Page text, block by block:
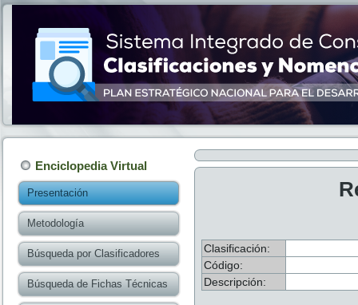
Enciclopedia Virtual
Presentación
Metodología
Búsqueda por Clasificadores
Búsqueda de Fichas Técnicas
Clasificación:
Código:
Descripción: